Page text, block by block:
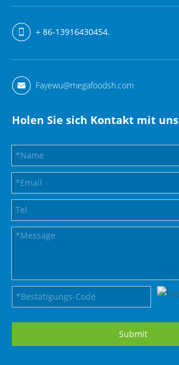
+ 86-13916430454.
Fayewu@megafoodsh.com
Holen Sie sich Kontakt mit uns
Submit